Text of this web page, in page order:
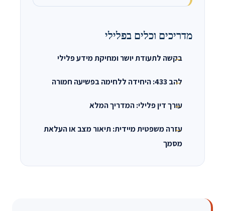
מדריכים וכלים בפלילי
בקשה לתעודת יושר ומחיקת מידע פלילי
להב 433: היחידה ללחימה בפשיעה חמורה
עורך דין פלילי: המדריך המלא
עזרה משפטית מיידית: תיאור מצב או העלאת
מסמך